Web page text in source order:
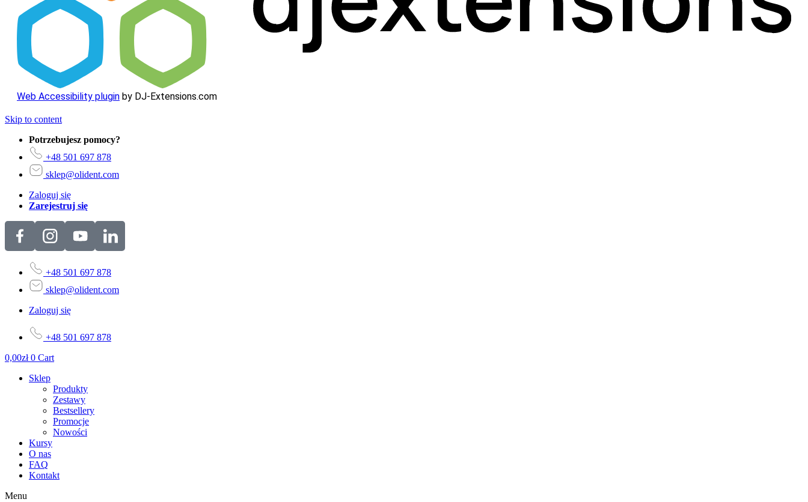
Web Accessibility plugin by DJ-Extensions.com
Skip to content
Potrzebujesz pomocy?
+48 501 697 878
sklep@olident.com
Zaloguj się
Zarejestruj się
+48 501 697 878
sklep@olident.com
Zaloguj się
+48 501 697 878
0,00zł 0 Cart
Sklep
Produkty
Zestawy
Bestsellery
Promocje
Nowości
Kursy
O nas
FAQ
Kontakt
Menu